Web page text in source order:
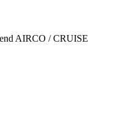
AIRCO / CRUISE